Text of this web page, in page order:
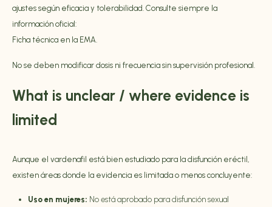
ajustes según eficacia y tolerabilidad. Consulte siempre la
información oficial:
Ficha técnica en la EMA.
No se deben modificar dosis ni frecuencia sin supervisión profesional.
What is unclear / where evidence is
limited
Aunque el vardenafil está bien estudiado para la disfunción eréctil,
existen áreas donde la evidencia es limitada o menos concluyente:
Uso en mujeres: No está aprobado para disfunción sexual